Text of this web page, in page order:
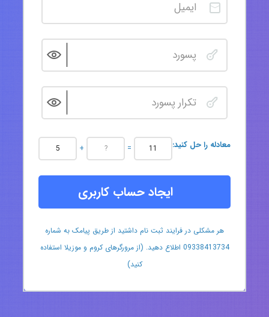
:معادله را حل کنید + =
ایجاد حساب کاربری
هر مشکلی در فرایند ثبت نام داشتید از طریق پیامک به شماره
09338413734 اطلاع دهید. (از مرورگرهای کروم و موزیلا استفاده
کنید)